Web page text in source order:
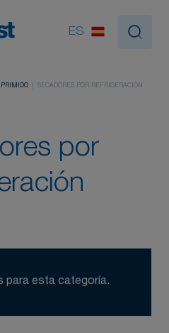
ES
SECADORES POR REFRIGERACIÓN
por
para esta categoría.